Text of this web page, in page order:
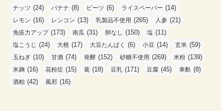
ナッツ (24) バナナ (8) ビーツ (6) ライスペーパー (14)
レモン (16) レンコン (13) 乳製品不使用 (265) 人参 (21)
免疫力アップ(173) 南瓜 (31) 卵なし (150) 塩 (11)
塩こうじ (24) 大根 (17) 大豆たんぱく (6) 小豆 (14) 玄米 (59)
玉ねぎ (10) 甘酒 (74) 発酵 (152) 砂糖不使用 (269) 米粉 (139)
米麹 (16) 花粉症 (15) 葛 (18) 豆乳 (171) 豆腐 (45) 車麩 (8)
酒粕 (42) 風邪 (16)